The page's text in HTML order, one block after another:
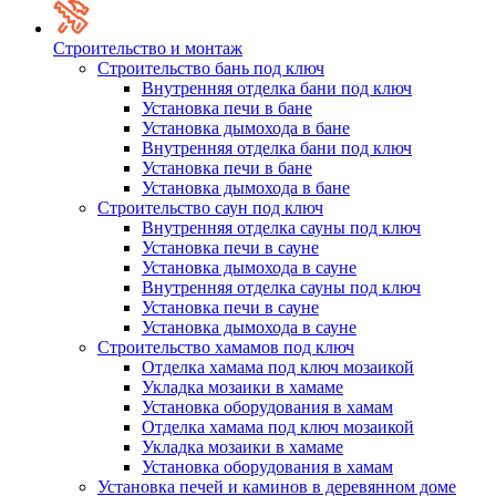
Строительство и монтаж
Строительство бань под ключ
Внутренняя отделка бани под ключ
Установка печи в бане
Установка дымохода в бане
Внутренняя отделка бани под ключ
Установка печи в бане
Установка дымохода в бане
Строительство саун под ключ
Внутренняя отделка сауны под ключ
Установка печи в сауне
Установка дымохода в сауне
Внутренняя отделка сауны под ключ
Установка печи в сауне
Установка дымохода в сауне
Строительство хамамов под ключ
Отделка хамама под ключ мозаикой
Укладка мозаики в хамаме
Установка оборудования в хамам
Отделка хамама под ключ мозаикой
Укладка мозаики в хамаме
Установка оборудования в хамам
Установка печей и каминов в деревянном доме